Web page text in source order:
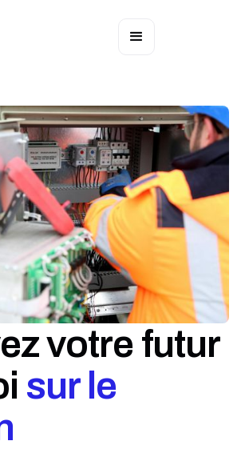
votre futur
sur le